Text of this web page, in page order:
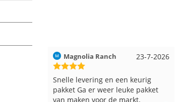
23-7-2026
Magnolia Ranch
Snelle levering en een keurig
pakket Ga er weer leuke pakket
van maken voor de markt.